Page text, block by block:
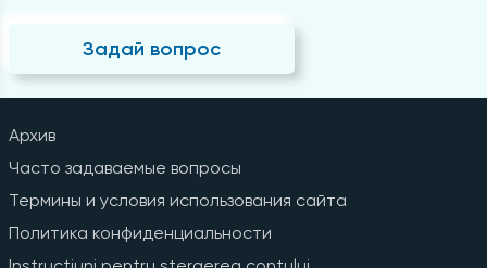
Задай вопрос
Архив
Часто задаваемые вопросы
Термины и условия использования сайта
Политика конфиденциальности